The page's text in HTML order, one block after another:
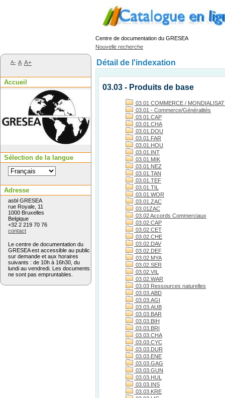
Centre de documentation du GRESEA
Nouvelle recherche
Détail de l'indexation
03.03 - Produits de base
03.01 COMMERCE /
03.01 - Commerce/Généralités
03.01.CAP
03.01.CHA
03.01.DOU
03.01.FAR
03.01.HOU
03.01.INT
03.01.MIK
03.01.NEZ
03.01.TAN
03.01.TEF
03.01.TIL
03.01.WOR
03.01.ZAC
03.01ZAC
03.02 Accords Commerciaux
03.02.CAP
03.02.CET
03.02.CHE
03.02.DAV
03.02.DEF
03.02.MYA
03.02.SER
03.02.VIL
03.02.WAR
03.03 Ressources naturelles
03.03.ABD
03.03.AGI
03.03.AUB
03.03.BAR
03.03.BIH
03.03.BRI
03.03.CHA
03.03.CYC
03.03.DUR
03.03.ENE
03.03.GAG
03.03.GUN
03.03.HUL
03.03.INS
03.03.KRE
A- A A+
Accueil
Sélection de la langue
Adresse
asbl GRESEA
rue Royale, 11
1000 Bruxelles
Belgique
+32 2 219 70 76
contact
Le centre de documentation du
GRESEA est accessible au public
sur demande et aux horaires
suivants : de 10h à 16h30, du
lundi au vendredi. Les documents
ne sont pas empruntables.